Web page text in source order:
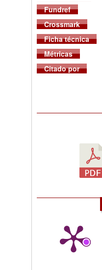
Fundref
Crossmark
Ficha técnica
Métricas
Citado por